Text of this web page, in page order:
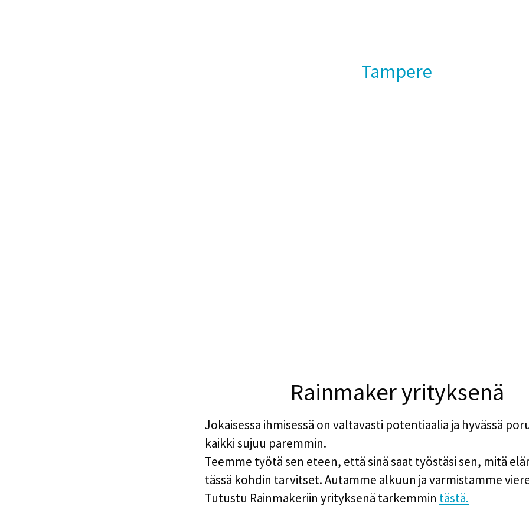
Tampere
Rainmaker yrityksenä
Jokaisessa ihmisessä on valtavasti potentiaalia ja hyvässä
kaikki sujuu paremmin.
Teemme työtä sen eteen, että sinä saat työstäsi sen, mitä
tässä kohdin tarvitset. Autamme alkuun ja varmistamme
Tutustu Rainmakeriin yrityksenä tarkemmin tästä.